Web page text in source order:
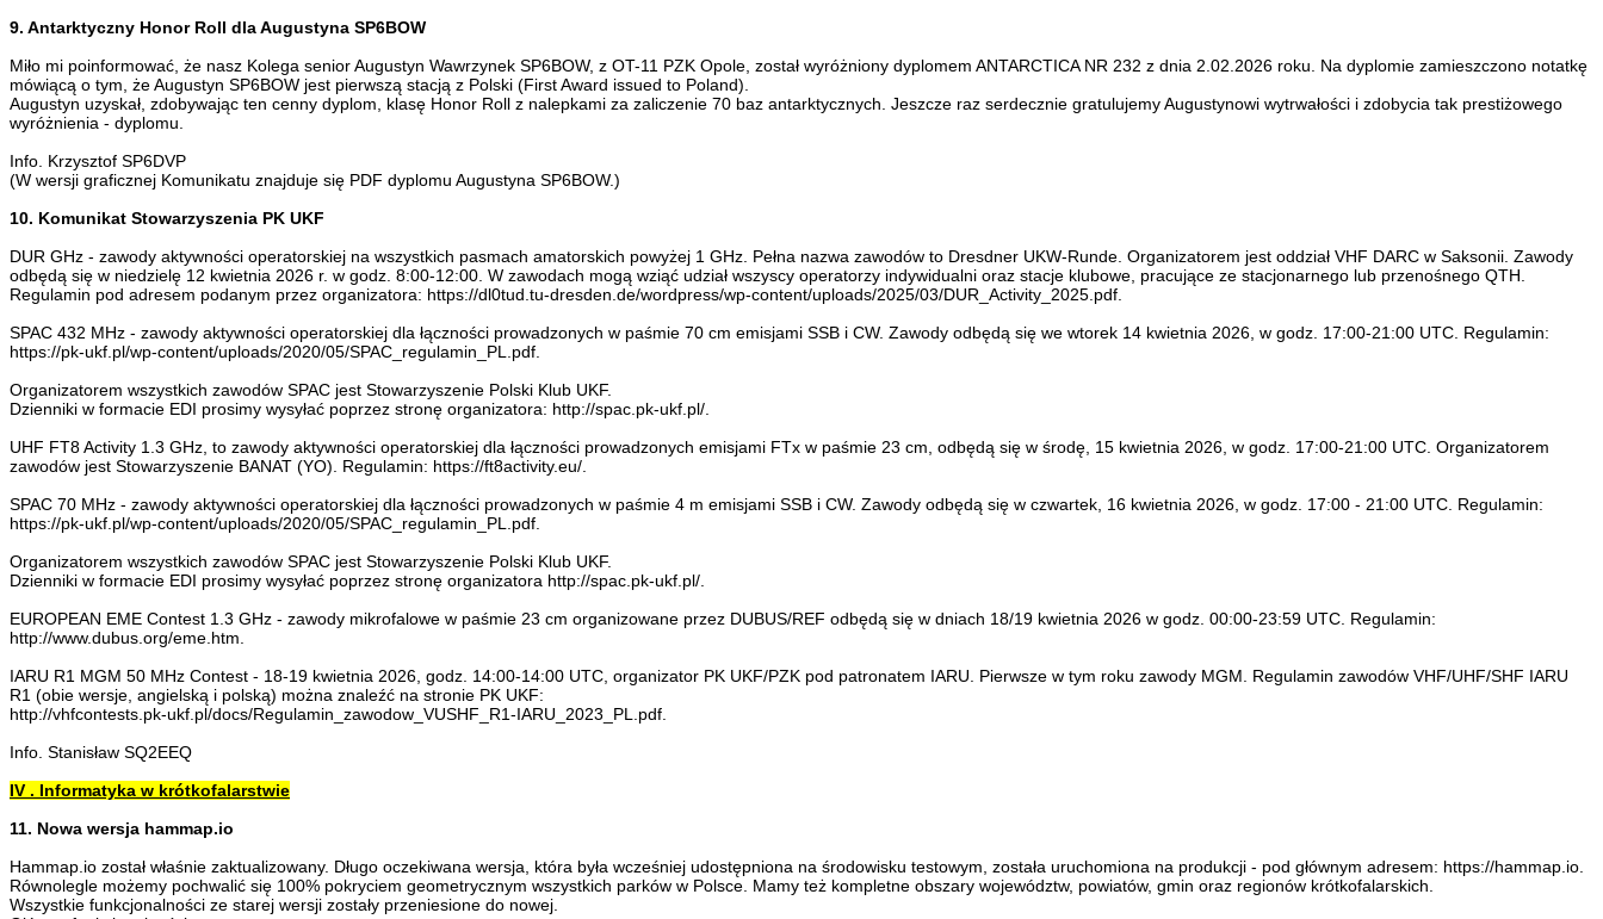
9. Antarktyczny Honor Roll dla Augustyna SP6BOW
Miło mi poinformować, że nasz Kolega senior Augustyn Wawrzynek SP6BOW, z OT-11 PZK Opole, został wyróżniony dyplomem ANTARCTICA NR 232 z dnia 2.02.2026 roku. Na dyplomie zamieszczono notatkę
mówiącą o tym, że Augustyn SP6BOW jest pierwszą stacją z Polski (First Award issued to Poland).
Augustyn uzyskał, zdobywając ten cenny dyplom, klasę Honor Roll z nalepkami za zaliczenie 70 baz antarktycznych. Jeszcze raz serdecznie gratulujemy Augustynowi wytrwałości i zdobycia tak prestiżowego
wyróżnienia - dyplomu.
Info. Krzysztof SP6DVP
(W wersji graficznej Komunikatu znajduje się PDF dyplomu Augustyna SP6BOW.)
10. Komunikat Stowarzyszenia PK UKF
DUR GHz - zawody aktywności operatorskiej na wszystkich pasmach amatorskich powyżej 1 GHz. Pełna nazwa zawodów to Dresdner UKW-Runde. Organizatorem jest oddział VHF DARC w Saksonii. Zawody
odbędą się w niedzielę 12 kwietnia 2026 r. w godz. 8:00-12:00. W zawodach mogą wziąć udział wszyscy operatorzy indywidualni oraz stacje klubowe, pracujące ze stacjonarnego lub przenośnego QTH.
Regulamin pod adresem podanym przez organizatora: https://dl0tud.tu-dresden.de/wordpress/wp-content/uploads/2025/03/DUR_Activity_2025.pdf.
SPAC 432 MHz - zawody aktywności operatorskiej dla łączności prowadzonych w paśmie 70 cm emisjami SSB i CW. Zawody odbędą się we wtorek 14 kwietnia 2026, w godz. 17:00-21:00 UTC. Regulamin:
https://pk-ukf.pl/wp-content/uploads/2020/05/SPAC_regulamin_PL.pdf.
Organizatorem wszystkich zawodów SPAC jest Stowarzyszenie Polski Klub UKF.
Dzienniki w formacie EDI prosimy wysyłać poprzez stronę organizatora: http://spac.pk-ukf.pl/.
UHF FT8 Activity 1.3 GHz, to zawody aktywności operatorskiej dla łączności prowadzonych emisjami FTx w paśmie 23 cm, odbędą się w środę, 15 kwietnia 2026, w godz. 17:00-21:00 UTC. Organizatorem
zawodów jest Stowarzyszenie BANAT (YO). Regulamin: https://ft8activity.eu/.
SPAC 70 MHz - zawody aktywności operatorskiej dla łączności prowadzonych w paśmie 4 m emisjami SSB i CW. Zawody odbędą się w czwartek, 16 kwietnia 2026, w godz. 17:00 - 21:00 UTC. Regulamin:
https://pk-ukf.pl/wp-content/uploads/2020/05/SPAC_regulamin_PL.pdf.
Organizatorem wszystkich zawodów SPAC jest Stowarzyszenie Polski Klub UKF.
Dzienniki w formacie EDI prosimy wysyłać poprzez stronę organizatora http://spac.pk-ukf.pl/.
EUROPEAN EME Contest 1.3 GHz - zawody mikrofalowe w paśmie 23 cm organizowane przez DUBUS/REF odbędą się w dniach 18/19 kwietnia 2026 w godz. 00:00-23:59 UTC. Regulamin:
http://www.dubus.org/eme.htm.
IARU R1 MGM 50 MHz Contest - 18-19 kwietnia 2026, godz. 14:00-14:00 UTC, organizator PK UKF/PZK pod patronatem IARU. Pierwsze w tym roku zawody MGM. Regulamin zawodów VHF/UHF/SHF IARU
R1 (obie wersje, angielską i polską) można znaleźć na stronie PK UKF:
http://vhfcontests.pk-ukf.pl/docs/Regulamin_zawodow_VUSHF_R1-IARU_2023_PL.pdf.
Info. Stanisław SQ2EEQ
IV . Informatyka w krótkofalarstwie
11. Nowa wersja hammap.io
Hammap.io został właśnie zaktualizowany. Długo oczekiwana wersja, która była wcześniej udostępniona na środowisku testowym, została uruchomiona na produkcji - pod głównym adresem: https://hammap.io.
Równolegle możemy pochwalić się 100% pokryciem geometrycznym wszystkich parków w Polsce. Mamy też kompletne obszary województw, powiatów, gmin oraz regionów krótkofalarskich.
Wszystkie funkcjonalności ze starej wersji zostały przeniesione do nowej.